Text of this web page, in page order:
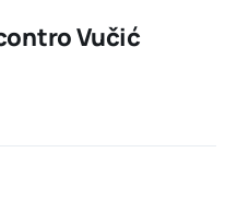
Vučić